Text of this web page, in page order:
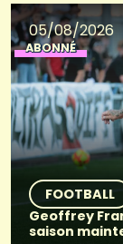
05/08/2026
ABONNÉ
FOOTBALL
Geoffrey
saison